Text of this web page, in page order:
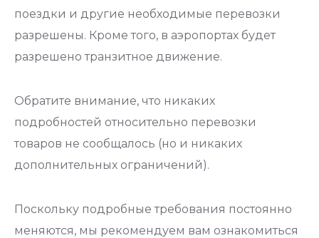
поездки и другие необходимые перевозки
разрешены. Кроме того, в аэропортах будет
разрешено транзитное движение.
Обратите внимание, что никаких
подробностей относительно перевозки
товаров не сообщалось (но и никаких
дополнительных ограничений).
Поскольку подробные требования постоянно
меняются, мы рекомендуем вам ознакомиться